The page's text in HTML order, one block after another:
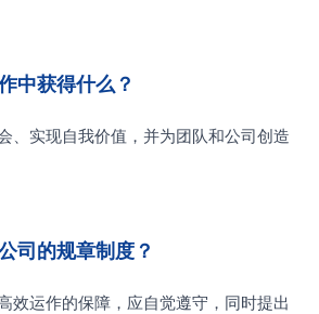
中获得什么？
、实现自我价值，并为团队和公司创造
司的规章制度？
效运作的保障，应自觉遵守，同时提出